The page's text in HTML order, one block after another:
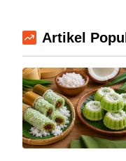
Artikel